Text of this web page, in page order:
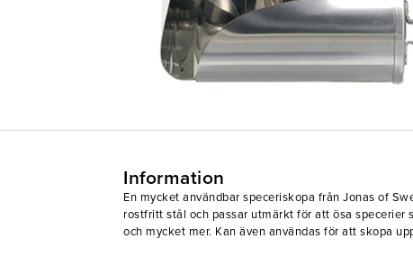
Information
En mycket användbar speceriskopa från Jonas of
rostfritt stål och passar utmärkt för att ösa specerier
och mycket mer. Kan även användas för att skopa